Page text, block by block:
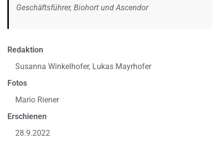
Geschäftsführer, Biohort und Ascendor
Redaktion
Susanna Winkelhofer, Lukas Mayrhofer
Fotos
Mario Riener
Erschienen
28.9.2022